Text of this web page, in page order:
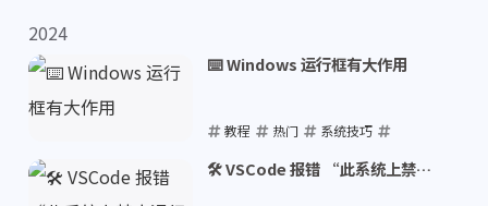
2024
⌨️ Windows 运行框有大作用
教程 热门
系统技巧
Win+R
Windows
🛠️ VSCode 报错 “此系统上禁止